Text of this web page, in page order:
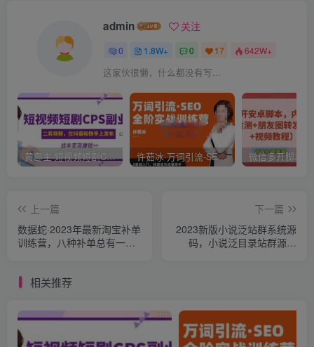
admin 关注
0 1.8W+ 0 17 642W+
这家伙很懒，什么都没有写...
黄岛主·短视频短剧CPS副业项目：二剪视频在抖音和快手上发布，挂车变现 许茹冰·万词引流-SEO全阶实战训练营，0基础入门，快速成为流量高手
上一篇
数据蛇·2023年最新淘宝补单
训练营，八种补单总有一种
下一篇
2023新版小说泛站群系统源
码，小说泛目录站群源码
相关推荐